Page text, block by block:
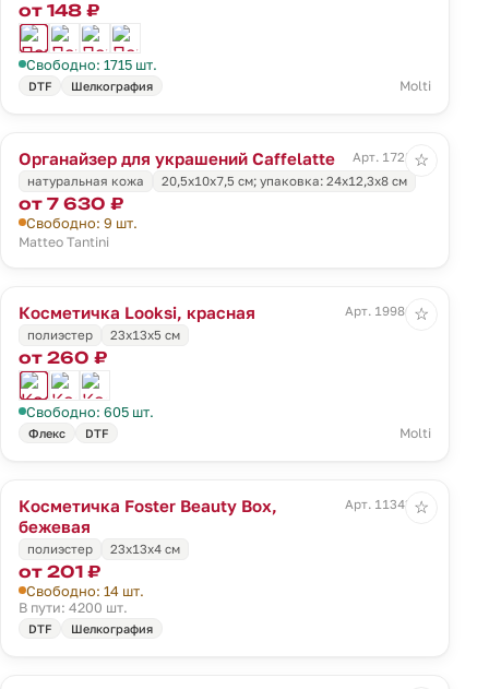
от 148 ₽
Свободно: 1715 шт.
DTF Шелкография Molti
Органайзер для украшений Caffelatte
Арт. 1728.10
натуральная кожа
20,5х10х7,5 см; упаковка: 24х12,3х8 см
от 7 630 ₽
Свободно: 9 шт.
Matteo Tantini
☆
Косметичка Looksi, красная
Арт. 19986.50
полиэстер
23х13х5 см
от 260 ₽
Свободно: 605 шт.
Флекс DTF Molti
☆
Косметичка Foster Beauty Box,
бежевая
Арт. 11343.00
полиэстер 23х13х4 см
от 201 ₽
Свободно: 14 шт.
В пути: 4200 шт.
DTF Шелкография
☆